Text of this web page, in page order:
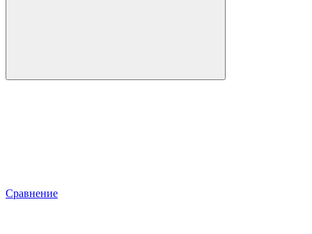
Сравнение